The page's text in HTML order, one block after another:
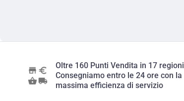
Oltre 160 Punti Vendita in 17 regioni
Consegniamo entro le 24 ore con la
massima efficienza di servizio